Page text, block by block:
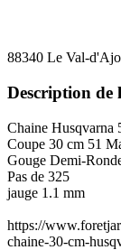
88340 Le Val-
Description de
Chaine Husqvarna
Coupe 30 cm 51
Gouge Demi-
Pas de 325
jauge 1.1 mm
https://
chaine-30-cm-